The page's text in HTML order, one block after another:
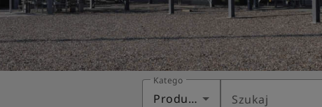
Kategoria
Produkty Szukaj